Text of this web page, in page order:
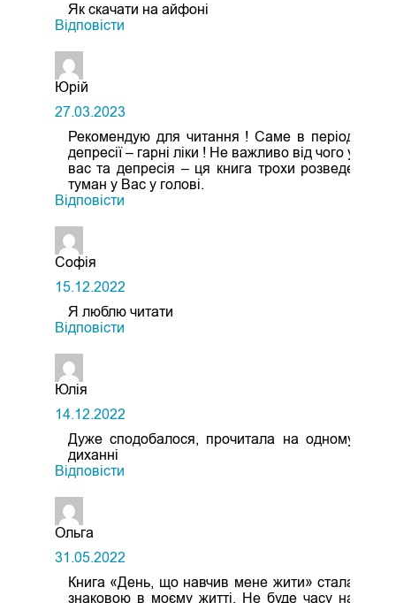
Як скачати на айфоні
Відповіcти
Юрій
27.03.2023
Рекомендую для читання ! Саме в період
депресії – гарні ліки ! Не важливо від чого у
вас та депресія – ця книга трохи розведе
туман у Вас у голові.
Відповіcти
Софія
15.12.2022
Я люблю читати
Відповіcти
Юлія
14.12.2022
Дуже сподобалося, прочитала на одному
диханні
Відповіcти
Ольга
31.05.2022
Книга «День, що навчив мене жити» стала
знаковою в моєму житті. Не буде часу на